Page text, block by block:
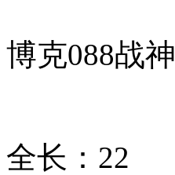
博克088战神
全长：22